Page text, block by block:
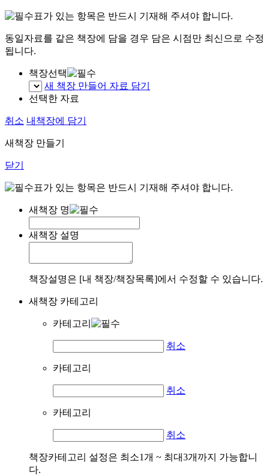
표가 있는 항목은 반드시 기재해 주셔야 합니다.
동일자료를 같은 책장에 담을 경우 담은 시점만 최신으로 수정
됩니다.
책장선택
새 책장 만들어 자료 담기
선택한 자료
취소 내책장에 담기
새책장 만들기
닫기
표가 있는 항목은 반드시 기재해 주셔야 합니다.
새책장 명
새책장 설명
책장설명은 [내 책장/책장목록]에서 수정할 수 있습니다.
새책장 카테고리
카테고리
취소
카테고리
취소
카테고리
취소
책장카테고리 설정은 최소1개 ~ 최대3개까지 가능합니
다.